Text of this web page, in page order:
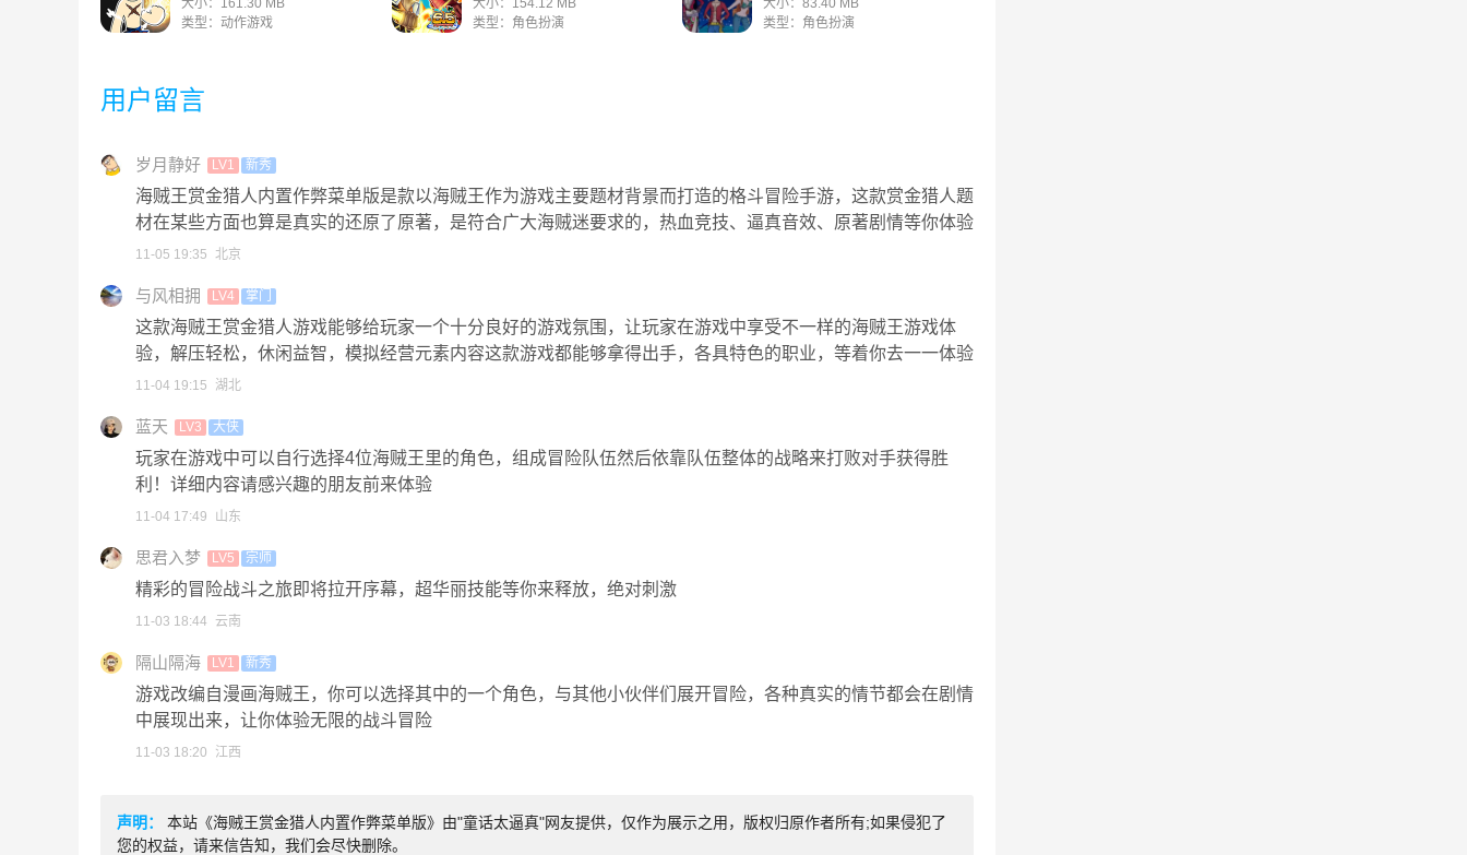
大小：161.30 MB
类型：动作游戏
大小：154.12 MB
类型：角色扮演
大小：83.40 MB
类型：角色扮演
用户留言
岁月静好 LV1 新秀
海贼王赏金猎人内置作弊菜单版是款以海贼王作为游戏主要题材背景而打造的格斗冒险手游，这款赏金猎人题
材在某些方面也算是真实的还原了原著，是符合广大海贼迷要求的，热血竞技、逼真音效、原著剧情等你体验
11-05 19:35 北京
与风相拥 LV4 掌门
这款海贼王赏金猎人游戏能够给玩家一个十分良好的游戏氛围，让玩家在游戏中享受不一样的海贼王游戏体
验，解压轻松，休闲益智，模拟经营元素内容这款游戏都能够拿得出手，各具特色的职业，等着你去一一体验
11-04 19:15 湖北
蓝天 LV3 大侠
玩家在游戏中可以自行选择4位海贼王里的角色，组成冒险队伍然后依靠队伍整体的战略来打败对手获得胜
利！详细内容请感兴趣的朋友前来体验
11-04 17:49 山东
思君入梦 LV5 宗师
精彩的冒险战斗之旅即将拉开序幕，超华丽技能等你来释放，绝对刺激
11-03 18:44 云南
隔山隔海 LV1 新秀
游戏改编自漫画海贼王，你可以选择其中的一个角色，与其他小伙伴们展开冒险，各种真实的情节都会在剧情
中展现出来，让你体验无限的战斗冒险
11-03 18:20 江西
声明：
本站《海贼王赏金猎人内置作弊菜单版》由"童话太逼真"网友提供，仅作为展示之用，版权归原作者所有;如果侵犯了
您的权益，请来信告知，我们会尽快删除。